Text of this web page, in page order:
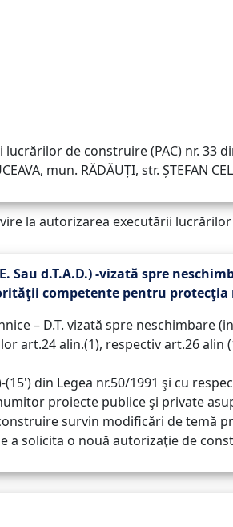
de construire (PAC) nr. 33
mun. RĂDĂUȚI, str. ȘTEFAN
la autorizarea executării
Sau d.T.A.D.) -vizată spre
competente pentru
– D.T. vizată spre
art.24 alin.(1), respectiv art.26
din Legea nr.50/1991 şi cu
proiecte publice şi private
survin modificări de temă
a solicita o nouă autorizaţie de